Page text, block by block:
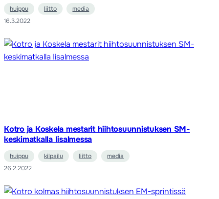
huippu liitto
media
16.3.2022
Kotro ja Koskela mestarit hiihtosuunnistuksen SM-
keskimatkalla Iisalmessa
huippu kilpailu liitto
media
26.2.2022